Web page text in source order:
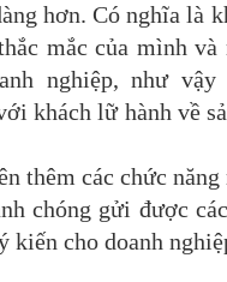
hơn. Có nghĩa là
mắc của mình và
nghiệp, như
khách lữ hành về
thêm các chức năng
chóng gửi được
kiến cho doanh